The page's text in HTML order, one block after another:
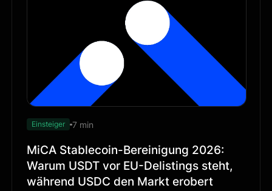
Einsteiger 7 min
MiCA Stablecoin-Bereinigung 2026:
Warum USDT vor EU-Delistings steht,
während USDC den Markt erobert